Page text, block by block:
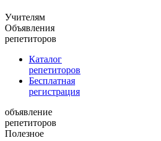
Учителям
Объявления
репетиторов
Каталог
репетиторов
Бесплатная
регистрация
объявление
репетиторов
Полезное